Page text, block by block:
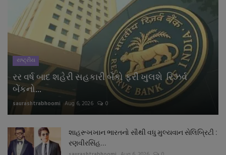
રાષ્ટ્રીય
રર વર્ષ બાદ શહેરી સહકારી બેંકો ફરી ખુલશે રિઝર્વ
બેંકનો...
saurashtrabhoomi Aug 6, 2026 0
શાહરૂખખાન ભારતનો સૌથી વધુ મુલ્યવાન સેલિબ્રિટી :
રણવીરસિંહ...